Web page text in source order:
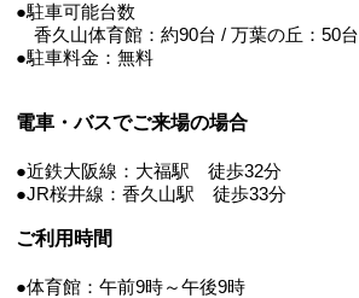
●駐車可能台数
香久山体育館：約90台 / 万葉の丘：50台
●駐車料金：無料
電車・バスでご来場の場合
●近鉄大阪線：大福駅 徒歩32分
●JR桜井線：香久山駅 徒歩33分
ご利用時間
●体育館：午前9時～午後9時